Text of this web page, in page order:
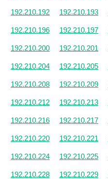
192.210.192 192.210.193
192.210.196 192.210.197
192.210.200 192.210.201
192.210.204 192.210.205
192.210.208 192.210.209
192.210.212 192.210.213
192.210.216 192.210.217
192.210.220 192.210.221
192.210.224 192.210.225
192.210.228 192.210.229